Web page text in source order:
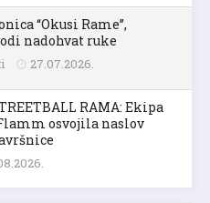
“Okusi Rame”,
nadohvat ruke
27.07.2026.
RAMA: Ekipa
osvojila naslov